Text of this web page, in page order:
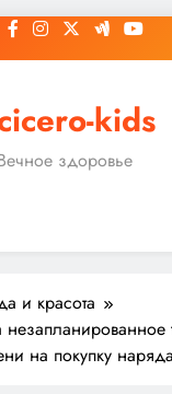
kids
здоровье
и красота
незапланированное
на покупку